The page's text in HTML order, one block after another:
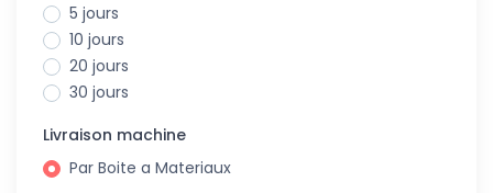
5 jours
10 jours
20 jours
30 jours
Livraison machine
Par Boite a Materiaux